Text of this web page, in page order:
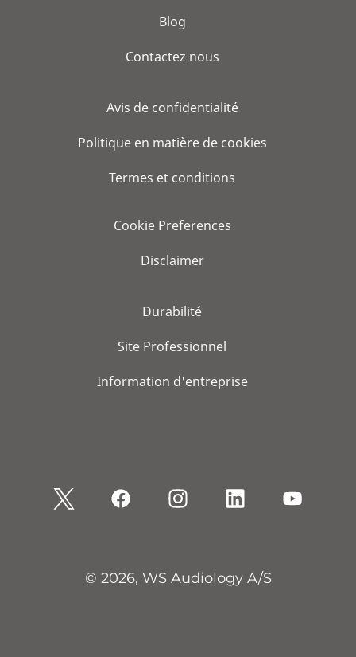
Blog
Contactez nous
Avis de confidentialité
Politique en matière de cookies
Termes et conditions
Cookie Preferences
Disclaimer
Durabilité
Site Professionnel
Information d'entreprise
© 2026, WS Audiology A/S